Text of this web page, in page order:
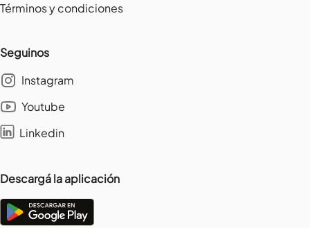
Términos y condiciones
Seguinos
Instagram
Youtube
Linkedin
Descargá la aplicación